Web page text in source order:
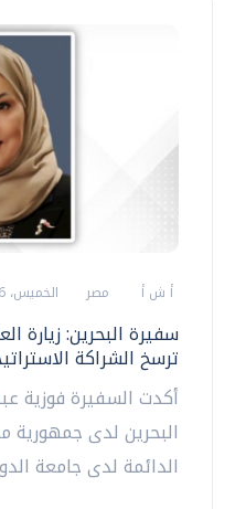
أ ش أ مصر الخميس، 06 اغسطس 2026 02:55 ص
سفيرة البحرين: زيارة
ترسخ الشراكة
أكدت السفيرة فوزية
البحرين لدى جمهورية
الدائمة لدى جامعة